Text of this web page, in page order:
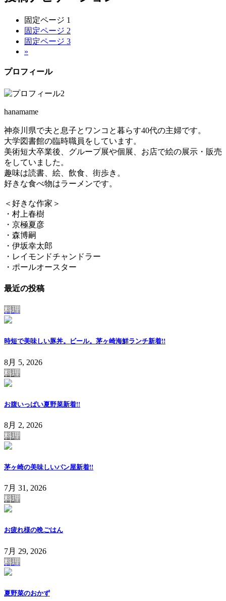
固定ページ 1
固定ページ 2
固定ページ 3
»
プロフィール
hanamame
神奈川県で夫と息子とワンコと暮らす40代の主婦です。
大学図書館の臨時職員をしています。
美術短大卒業後、グループ展や個展、お店で絵の展示・販売
をしていました。
趣味は読書、絵、飲食、街歩き。
好きな食べ物はラーメンです。
＜好きな作家＞
・村上春樹
・京極夏彦
・森博嗣
・伊坂幸太郎
・レイモンドチャンドラー
・ポールオースター
最近の投稿
料理
時短で美味しい豚丼。ビール。茅ヶ崎海鮮ランチ新着!!
8月 5, 2026
料理
お腹いっぱい夏野菜新着!!
8月 2, 2026
料理
茅ヶ崎の美味しいパン屋新着!!
7月 31, 2026
料理
お疲れ様の晩ごはん
7月 29, 2026
料理
夏野菜のおかず